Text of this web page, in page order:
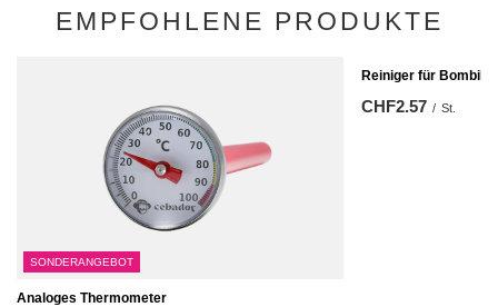
EMPFOHLENE PRODUKTE
SONDERANGEBOT
Analoges Thermometer
Reiniger für Bombilla
CHF2.57 / St.